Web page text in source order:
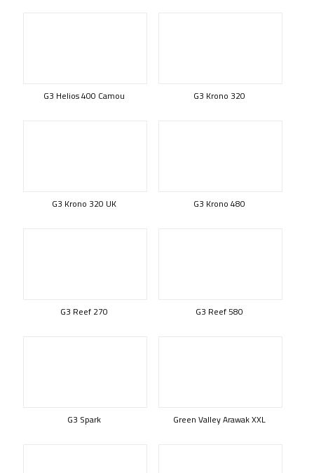
G3 Helios 400 Camou G3 Krono 320
G3 Krono 320 UK G3 Krono 480
G3 Reef 270 G3 Reef 580
G3 Spark Green Valley Arawak XXL